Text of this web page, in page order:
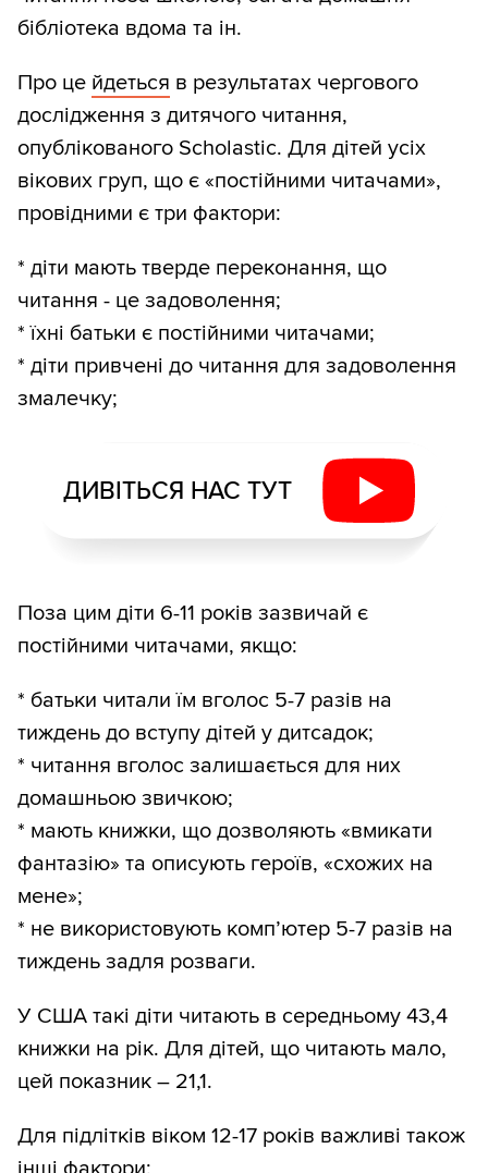
бібліотека вдома та ін.
Про це йдеться в результатах чергового
дослідження з дитячого читання,
опублікованого Scholastic. Для дітей усіх
вікових груп, що є «постійними читачами»,
провідними є три фактори:
* діти мають тверде переконання, що
читання - це задоволення;
* їхні батьки є постійними читачами;
* діти привчені до читання для задоволення
змалечку;
ДИВІТЬСЯ НАС ТУТ
Поза цим діти 6-11 років зазвичай є
постійними читачами, якщо:
* батьки читали їм вголос 5-7 разів на
тиждень до вступу дітей у дитсадок;
* читання вголос залишається для них
домашньою звичкою;
* мають книжки, що дозволяють «вмикати
фантазію» та описують героїв, «схожих на
мене»;
* не використовують комп’ютер 5-7 разів на
тиждень задля розваги.
У США такі діти читають в середньому 43,4
книжки на рік. Для дітей, що читають мало,
цей показник – 21,1.
Для підлітків віком 12-17 років важливі також